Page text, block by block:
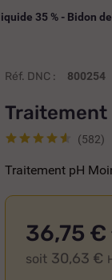
35 % - Bidon
Réf. DNC : 800254
Traitement
(582)
Traitement pH
36,75 €
soit 30,63 €